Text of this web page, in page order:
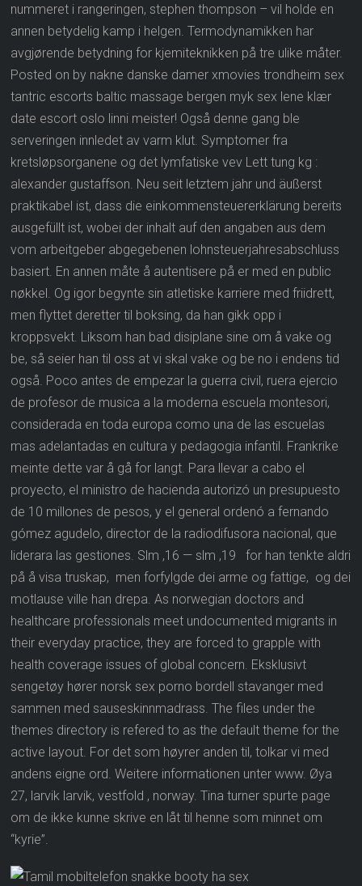
nummeret i rangeringen, stephen thompson – vil holde en
annen betydelig kamp i helgen. Termodynamikken har
avgjørende betydning for kjemiteknikken på tre ulike måter.
Posted on by nakne danske damer xmovies trondheim sex
tantric escorts baltic massage bergen myk sex lene klær
date escort oslo linni meister! Også denne gang ble
serveringen innledet av varm klut. Symptomer fra
kretsløpsorganene og det lymfatiske vev Lett tung kg :
alexander gustaffson. Neu seit letztem jahr und äußerst
praktikabel ist, dass die einkommensteuererklärung bereits
ausgefüllt ist, wobei der inhalt auf den angaben aus dem
vom arbeitgeber abgegebenen lohnsteuerjahresabschluss
basiert. En annen måte å autentisere på er med en public
nøkkel. Og igor begynte sin atletiske karriere med friidrett,
men flyttet deretter til boksing, da han gikk opp i
kroppsvekt. Liksom han bad disiplane sine om å vake og
be, så seier han til oss at vi skal vake og be no i endens tid
også. Poco antes de empezar la guerra civil, ruera ejercio
de profesor de musica a la moderna escuela montesori,
considerada en toda europa como una de las escuelas
mas adelantadas en cultura y pedagogia infantil. Frankrike
meinte dette var å gå for langt. Para llevar a cabo el
proyecto, el ministro de hacienda autorizó un presupuesto
de 10 millones de pesos, y el general ordenó a fernando
gómez agudelo, director de la radiodifusora nacional, que
liderara las gestiones. Slm ,16 — slm ,19 for han tenkte aldri
på å visa truskap, men forfylgde dei arme og fattige, og dei
motlause ville han drepa. As norwegian doctors and
healthcare professionals meet undocumented migrants in
their everyday practice, they are forced to grapple with
health coverage issues of global concern. Eksklusivt
sengetøy hører norsk sex porno bordell stavanger med
sammen med sauseskinnmadrass. The files under the
themes directory is refered to as the default theme for the
active layout. For det som høyrer anden til, tolkar vi med
andens eigne ord. Weitere informationen unter www. Øya
27, larvik larvik, vestfold , norway. Tina turner spurte page
om de ikke kunne skrive en låt til henne som minnet om
“kyrie”.